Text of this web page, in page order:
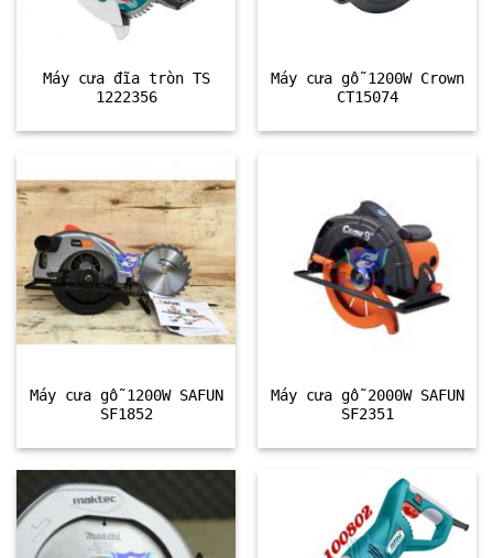
Máy cưa đĩa tròn TS
1222356
Máy cưa gỗ 1200W Crown
CT15074
Máy cưa gỗ 1200W SAFUN
SF1852
Máy cưa gỗ 2000W SAFUN
SF2351